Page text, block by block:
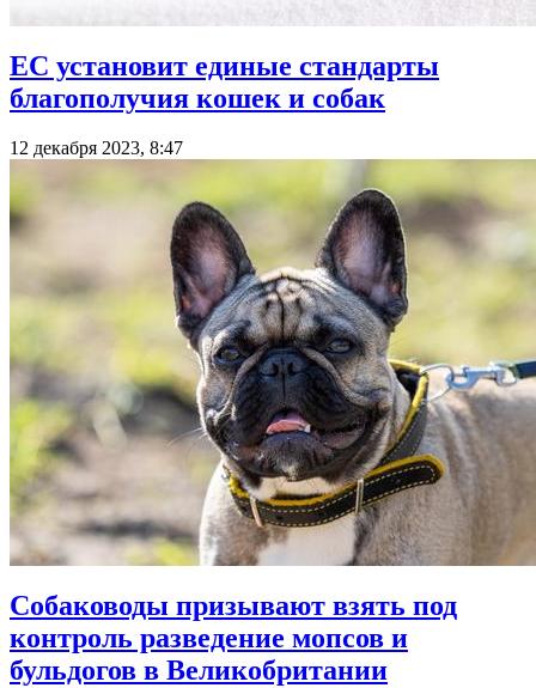
ЕС установит единые стандарты
благополучия кошек и собак
12 декабря 2023, 8:47
Собаководы призывают взять под
контроль разведение мопсов и
бульдогов в Великобритании